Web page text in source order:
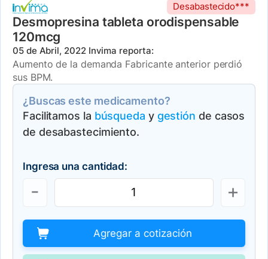
Desabastecido***
Desmopresina tableta orodispensable
120mcg
05 de Abril, 2022Invima reporta:
Aumento de la demanda Fabricante anterior perdió
sus BPM.
¿Buscas este medicamento?
Facilitamos la búsqueda y gestión de casos
de desabastecimiento.
Ingresa una cantidad:
Agregar a cotización